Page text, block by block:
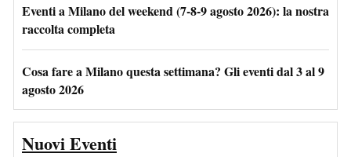
Eventi a Milano del weekend (7-8-9 agosto 2026): la nostra
raccolta completa
Cosa fare a Milano questa settimana? Gli eventi dal 3 al 9
agosto 2026
Nuovi Eventi